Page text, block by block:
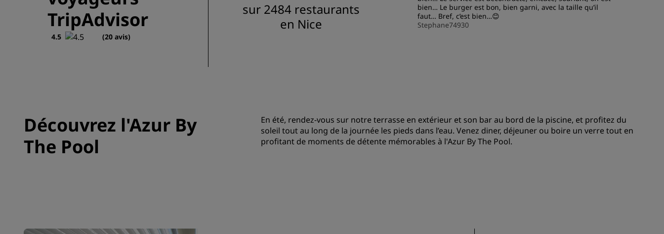
TripAdvisor
4.5 (20 avis)
sur 2484 restaurants
en Nice
bien… Le burger est bon, bien garni, avec la taille qu’il
faut… Bref, c’est bien…😊
Stephane74930
Découvrez l'Azur By
The Pool
En été, rendez-vous sur notre terrasse en extérieur et son bar au bord de la piscine, et profitez du
soleil tout au long de la journée les pieds dans l’eau. Venez diner, déjeuner ou boire un verre tout en
profitant de moments de détente mémorables à l'Azur By The Pool.